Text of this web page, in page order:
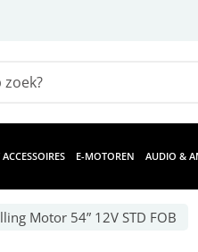
E-MOTOREN AUDIO &
Motor 54” 12V STD FOB